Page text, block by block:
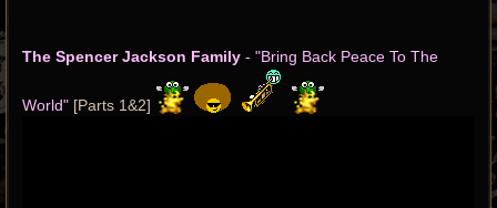
The Spencer Jackson Family - "Bring Back Peace To The
World" [Parts 1&2]